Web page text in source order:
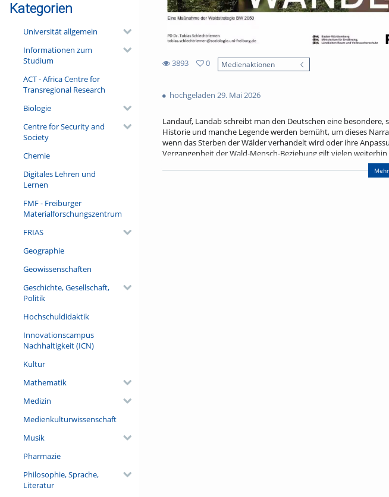
Kategorien
Universität allgemein
Informationen zum
Studium
ACT - Africa Centre for
Transregional Research
Biologie
Centre for Security and
Society
Chemie
Digitales Lehren und
Lernen
FMF - Freiburger
Materialforschungszentrum
FRIAS
Geographie
Geowissenschaften
Geschichte, Gesellschaft,
Politik
Hochschuldidaktik
Innovationscampus
Nachhaltigkeit (ICN)
Kultur
Mathematik
Medizin
Medienkulturwissenschaft
Musik
Pharmazie
Philosophie, Sprache,
Literatur
3893
views
0
Medienaktionen
hochgeladen 29. Mai 2026
Landauf, Landab schreibt man den Deutschen eine
Historie und manche Legende werden bemüht, um dieses
wenn das Sterben der Wälder verhandelt wird oder ihre
Vergangenheit der Wald-Mensch-Beziehung gilt vielen
erweist er sich wissenschaftlichen Studien zufolge
für die Ausrichtung moderner Forstbetriebe. Vor diesem